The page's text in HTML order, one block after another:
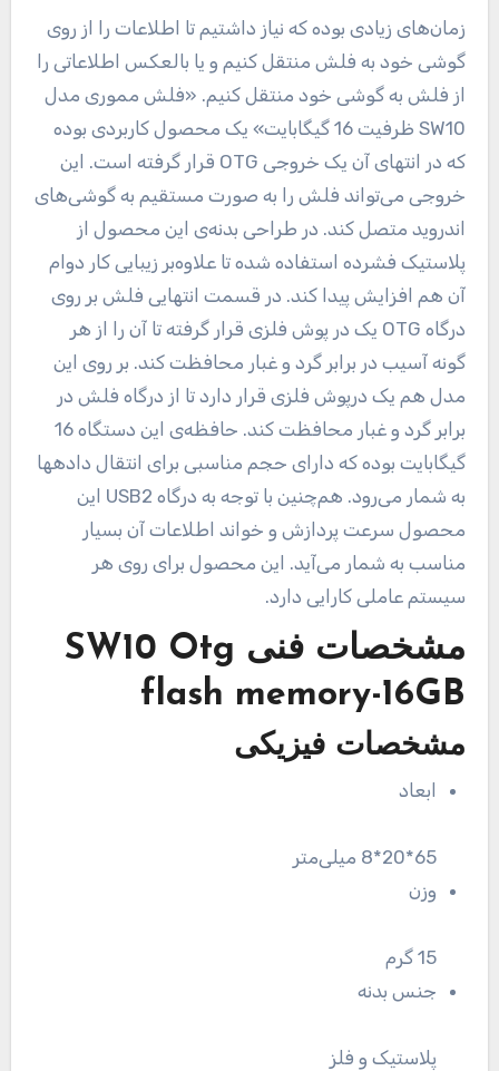
زمان‌های زیادی بوده که نیاز داشتیم تا اطلاعات را از روی
گوشی خود به فلش منتقل کنیم و یا بالعکس اطلاعاتی را
از فلش به گوشی خود منتقل کنیم. «فلش مموری مدل
SW10 ظرفیت 16 گیگابایت» یک محصول کاربردی بوده
که در انتهای آن یک خروجی OTG قرار گرفته است. این
خروجی می‌تواند فلش را به صورت مستقیم به گوشی‌های
اندروید متصل کند. در طراحی بدنه‌ی این محصول از
پلاستیک فشرده استفاده شده تا علاوه‌بر زیبایی کار دوام
آن هم افزایش پیدا کند. در قسمت انتهایی فلش بر روی
درگاه OTG یک در پوش فلزی قرار گرفته تا آن را از هر
گونه آسیب در برابر گرد و غبار محافظت کند. بر روی این
مدل هم یک درپوش فلزی قرار دارد تا از درگاه فلش در
برابر گرد و غبار محافظت کند. حافظه‌ی این دستگاه 16
گیگابایت بوده که دارای حجم مناسبی برای انتقال دادهها
به شمار می‌رود. هم‌چنین با توجه به درگاه USB2 این
محصول سرعت پردازش و خواند اطلاعات آن بسیار
مناسب به شمار می‌آید. این محصول برای روی هر
سیستم عاملی کارایی دارد.
مشخصات فنی SW10 Otg
flash memory-16GB
مشخصات فیزیکی
ابعاد
65*20*8 میلی‌متر
وزن
15 گرم
جنس بدنه
پلاستیک و فلز